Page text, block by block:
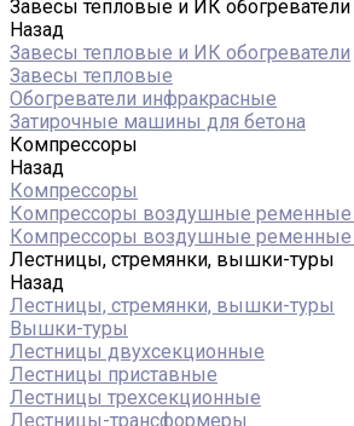
Завесы тепловые и ИК обогреватели
Назад
Завесы тепловые и ИК обогреватели
Завесы тепловые
Обогреватели инфракрасные
Затирочные машины для бетона
Компрессоры
Назад
Компрессоры
Компрессоры воздушные ременные
Компрессоры воздушные ременные
Лестницы, стремянки, вышки-туры
Назад
Лестницы, стремянки, вышки-туры
Вышки-туры
Лестницы двухсекционные
Лестницы приставные
Лестницы трехсекционные
Лестницы-трансформеры